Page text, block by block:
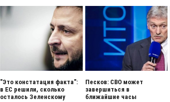
"Это констатация факта":
в ЕС решили, сколько
осталось Зеленскому
Песков: СВО может
завершиться в
ближайшие часы